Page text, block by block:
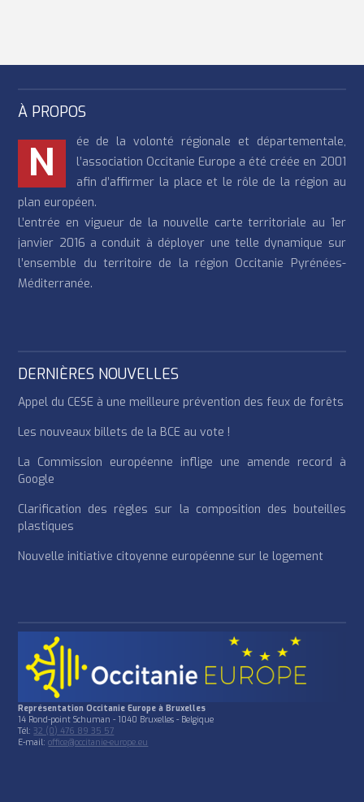
À PROPOS
N
ée de la volonté régionale et départementale,
l’association Occitanie Europe a été créée en 2001
afin d’affirmer la place et le rôle de la région au
plan européen.
L’entrée en vigueur de la nouvelle carte territoriale au 1er
janvier 2016 a conduit à déployer une telle dynamique sur
l’ensemble du territoire de la région Occitanie Pyrénées-
Méditerranée.
DERNIÈRES NOUVELLES
Appel du CESE à une meilleure prévention des feux de forêts
Les nouveaux billets de la BCE au vote !
La Commission européenne inflige une amende record à
Google
Clarification des règles sur la composition des bouteilles
plastiques
Nouvelle initiative citoyenne européenne sur le logement
Représentation Occitanie Europe à Bruxelles
14 Rond-point Schuman - 1040 Bruxelles - Belgique
Tél:32 (0) 476 89 35 57
E-mail:office@occitanie-europe.eu